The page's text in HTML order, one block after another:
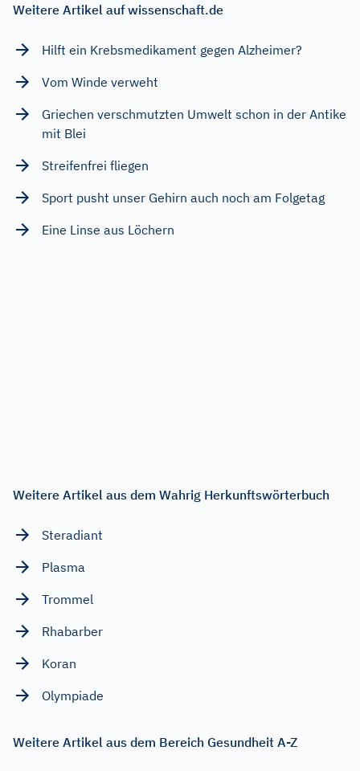
Weitere Artikel auf wissenschaft.de
Hilft ein Krebsmedikament gegen Alzheimer?
Vom Winde verweht
Griechen verschmutzten Umwelt schon in der Antike
mit Blei
Streifenfrei fliegen
Sport pusht unser Gehirn auch noch am Folgetag
Eine Linse aus Löchern
Weitere Artikel aus dem Wahrig Herkunftswörterbuch
Steradiant
Plasma
Trommel
Rhabarber
Koran
Olympiade
Weitere Artikel aus dem Bereich Gesundheit A-Z